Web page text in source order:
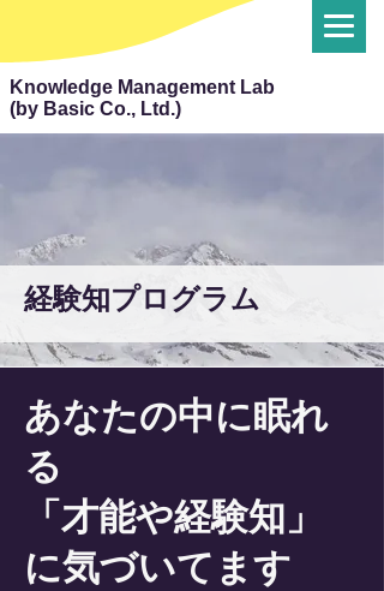
Knowledge Management Lab
(by Basic Co., Ltd.)
​経験知プログラム
あなたの中に眠れ
る
「才能や経験知」
に気づいてます